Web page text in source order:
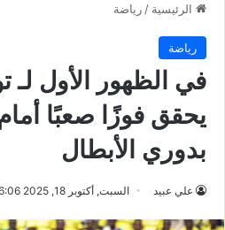
الرئيسية / رياضة
رياضة
في الظهور الأول لـ
يحقق فوزًا صعبًا
بدوري الأبطال
علي عبيد السبت, أكتوبر 18, 2025 6:06 م